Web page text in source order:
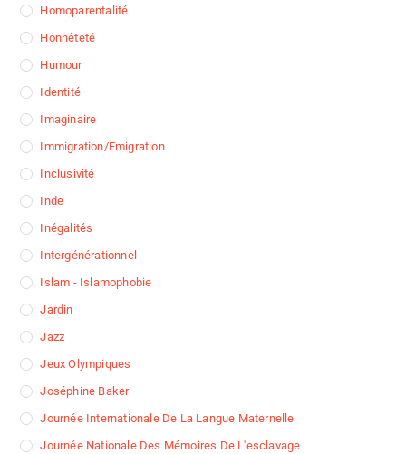
Homoparentalité
Honnêteté
Humour
Identité
Imaginaire
Immigration/Emigration
Inclusivité
Inde
Inégalités
Intergénérationnel
Islam - Islamophobie
Jardin
Jazz
Jeux Olympiques
Joséphine Baker
Journée Internationale De La Langue Maternelle
Journée Nationale Des Mémoires De L'esclavage